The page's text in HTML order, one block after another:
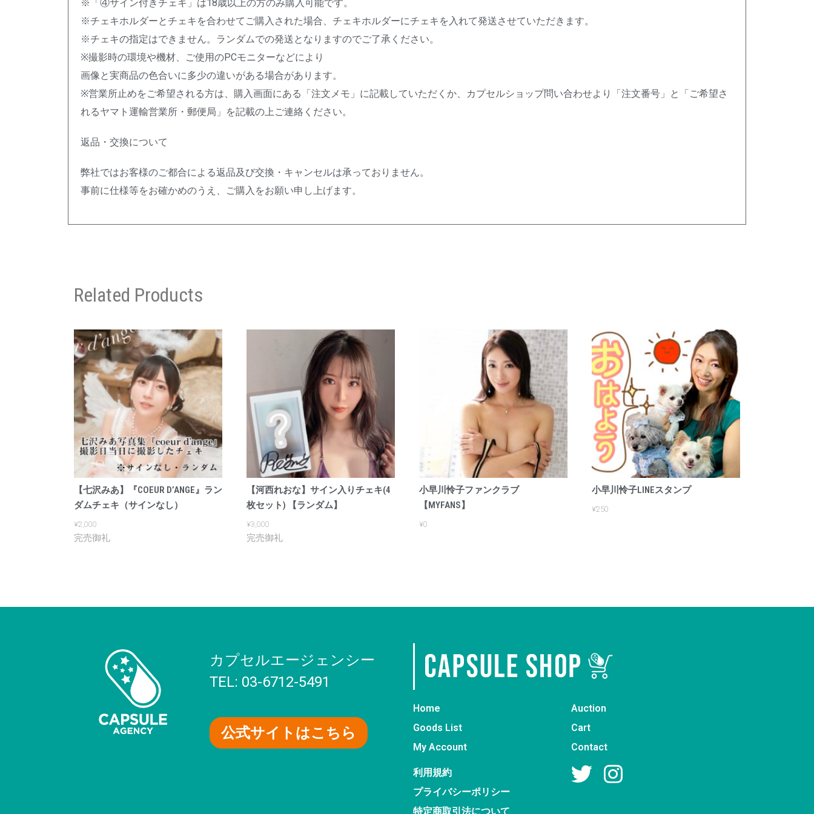
※「④サイン付きチェキ」は18歳以上の方のみ購入可能です。
※チェキホルダーとチェキを合わせてご購入された場合、チェキホルダーにチェキを入れて発送させていただきます。
※チェキの指定はできません。ランダムでの発送となりますのでご了承ください。
※撮影時の環境や機材、ご使用のPCモニターなどにより
画像と実商品の色合いに多少の違いがある場合があります。
※営業所止めをご希望される方は、購入画面にある「注文メモ」に記載していただくか、カプセルショップ問い合わせより「注文番号」と「ご希望さ
れるヤマト運輸営業所・郵便局」を記載の上ご連絡ください。
返品・交換について
弊社ではお客様のご都合による返品及び交換・キャンセルは承っておりません。
事前に仕様等をお確かめのうえ、ご購入をお願い申し上げます。
Related Products
【七沢みあ】『COEUR D’ANGE』ラン
ダムチェキ（サインなし）
¥2,000
【河西れおな】サイン入りチェキ(4
枚セット) 【ランダム】
¥3,000
小早川怜子ファンクラブ
【MYFANS】
¥0
小早川怜子LINEスタンプ
¥250
カプセルエージェンシー
TEL: 03-6712-5491
公式サイトはこちら
Home
Auction
Goods List
Cart
My Account
Contact
利用規約
プライバシーポリシー
特定商取引法について